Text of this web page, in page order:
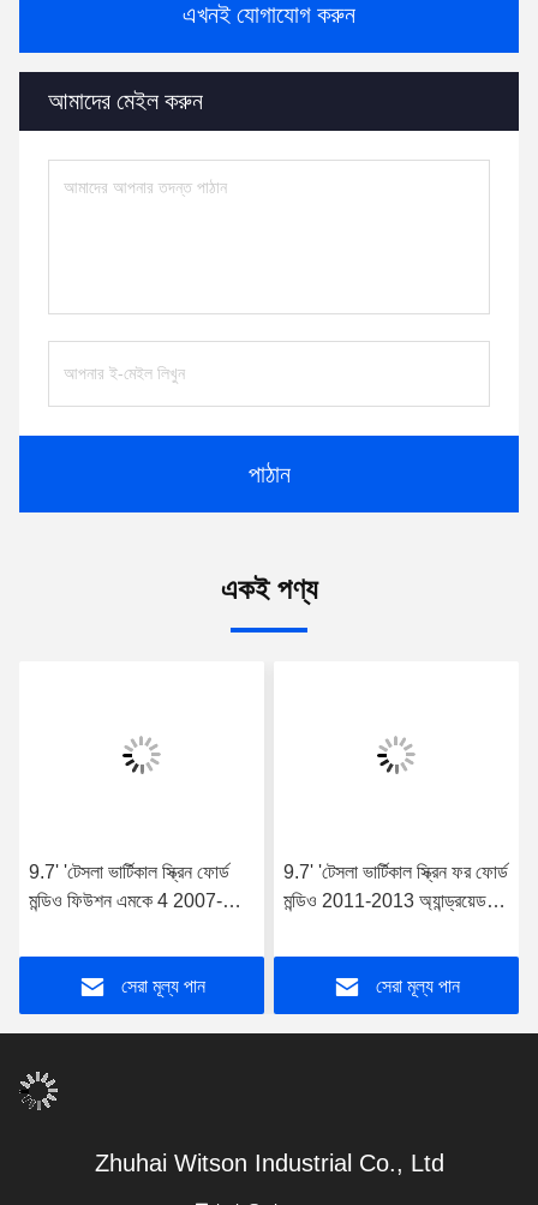
এখনই যোগাযোগ করুন
আমাদের মেইল ​​করুন
পাঠান
একই পণ্য
9.7' 'টেসলা ভার্টিকাল স্ক্রিন ফোর্ড
মন্ডিও ফিউশন এমকে 4 2007-
প্লেয়ার
সেরা মূল্য পান
9.7' 'টেসলা ভার্টিকাল স্ক্রিন ফর ফোর্ড
মন্ডিও 2011-2013 অ্যান্ড্রয়েড
সেরা মূল্য পান
Zhuhai Witson Industrial Co., Ltd